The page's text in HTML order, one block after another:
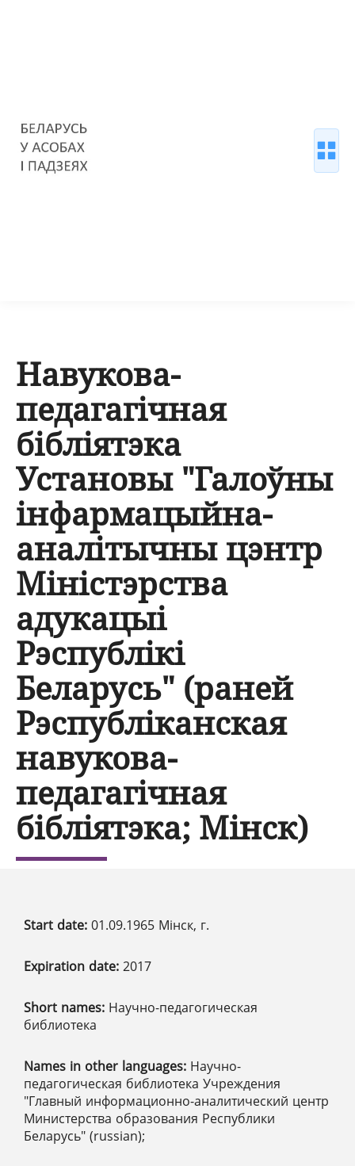
Навукова-
педагагічная
бібліятэка
Установы "Галоўны
інфармацыйна-
аналітычны цэнтр
Міністэрства
адукацыі
Рэспублікі
Беларусь" (раней
Рэспубліканская
навукова-
педагагічная
бібліятэка; Мінск)
Start date: 01.09.1965 Мінск, г.
Expiration date: 2017
Short names: Научно-педагогическая
библиотека
Names in other languages: Научно-
педагогическая библиотека Учреждения
"Главный информационно-аналитический центр
Министерства образования Республики
Беларусь" (russian);